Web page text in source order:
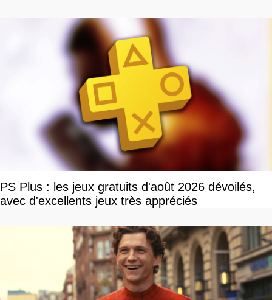
PS Plus : les jeux gratuits d'août 2026 dévoilés,
avec d'excellents jeux très appréciés